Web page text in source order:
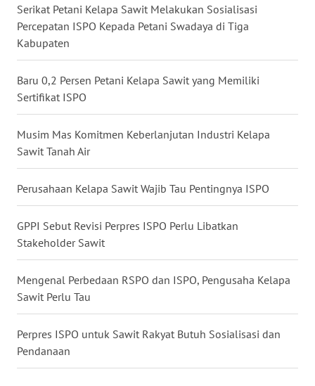
Serikat Petani Kelapa Sawit Melakukan Sosialisasi
Percepatan ISPO Kepada Petani Swadaya di Tiga
Kabupaten
Baru 0,2 Persen Petani Kelapa Sawit yang Memiliki
Sertifikat ISPO
Musim Mas Komitmen Keberlanjutan Industri Kelapa
Sawit Tanah Air
Perusahaan Kelapa Sawit Wajib Tau Pentingnya ISPO
GPPI Sebut Revisi Perpres ISPO Perlu Libatkan
Stakeholder Sawit
Mengenal Perbedaan RSPO dan ISPO, Pengusaha Kelapa
Sawit Perlu Tau
Perpres ISPO untuk Sawit Rakyat Butuh Sosialisasi dan
Pendanaan
WN
SULUT
MALUKU
MALUT
WN
DAIRI
WN
DANAU
WN
NIAS
WN
LANGKAT